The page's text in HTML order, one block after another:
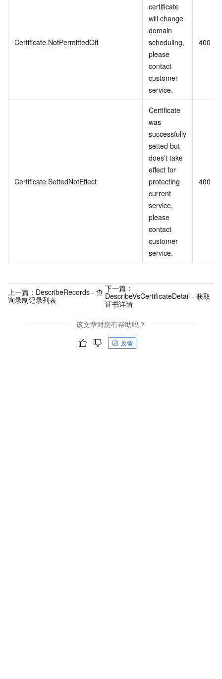
Certificate.NotPermittedOff
certificate
will change
domain
scheduling,
please
contact
customer
service.
400
Certificate.SettedNotEffect
Certificate
was
successfully
setted but
does’t take
effect for
protecting
current
service,
please
contact
customer
service.
400
上一篇： DescribeRecords - 查
询录制记录列表
下一篇：
DescribeVsCertificateDetail - 获取
证书详情
该文章对您有帮助吗？
反馈